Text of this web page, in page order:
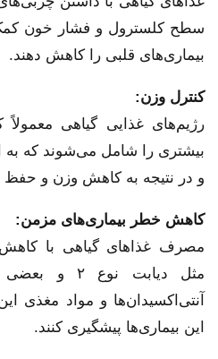
سطح کلسترول و فشار خون
بیماری‌های قلبی را کاهش دهند.
کنترل وزن:
رژیم‌های غذایی گیاهی معمولاً
بیشتری را شامل می‌شوند که
و در نتیجه به کاهش وزن و
کاهش خطر بیماری‌های مزمن:
مصرف غذاهای گیاهی با کاهش
مثل دیابت
آنتی‌اکسیدان‌ها و مواد مغذی
این بیماری‌ها پیشگیری کنند.